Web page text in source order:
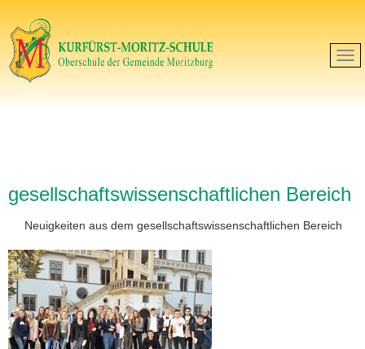
gesellschaftswissenschaftlichen Bereich
Neuigkeiten aus dem gesellschaftswissenschaftlichen Bereich